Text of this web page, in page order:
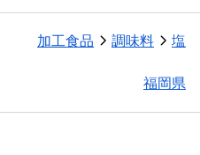
加工食品 調味料 塩
福岡県